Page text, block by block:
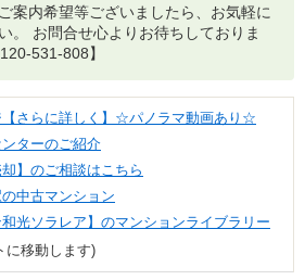
案内希望等ございましたら、お気軽に
。 お問合せ心よりお待ちしておりま
531-808】
【さらに詳しく】☆パノラマ動画あり☆
ターのご紹介
却】のご相談はこちら
中古マンション
和光ソラレア】のマンションライブラリー
に移動します)